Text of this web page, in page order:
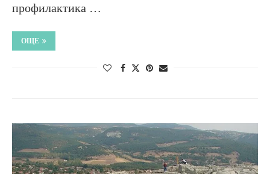
профилактика …
ОЩЕ